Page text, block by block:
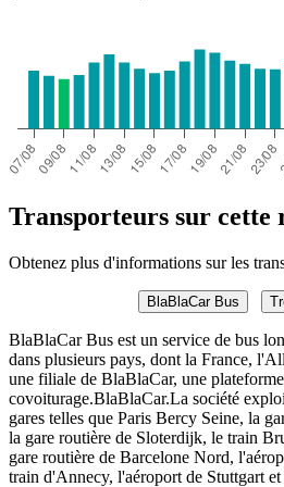
Transporteurs sur cette
Obtenez plus d'informations sur les
BlaBlaCar Bus
BlaBlaCar Bus est un service de bus
dans plusieurs pays, dont la France,
une filiale de BlaBlaCar, une
covoiturage.BlaBlaCar.La société
gares telles que Paris Bercy Seine, la
la gare routière de Sloterdijk, le train
gare routière de Barcelone Nord,
train d'Annecy, l'aéroport de Stuttgart